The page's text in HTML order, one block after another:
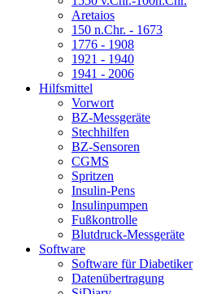
Aretaios
150 n.Chr. - 1673
1776 - 1908
1921 - 1940
1941 - 2006
Hilfsmittel
Vorwort
BZ-Messgeräte
Stechhilfen
BZ-Sensoren
CGMS
Spritzen
Insulin-Pens
Insulinpumpen
Fußkontrolle
Blutdruck-Messgeräte
Software
Software für Diabetiker
Datenübertragung